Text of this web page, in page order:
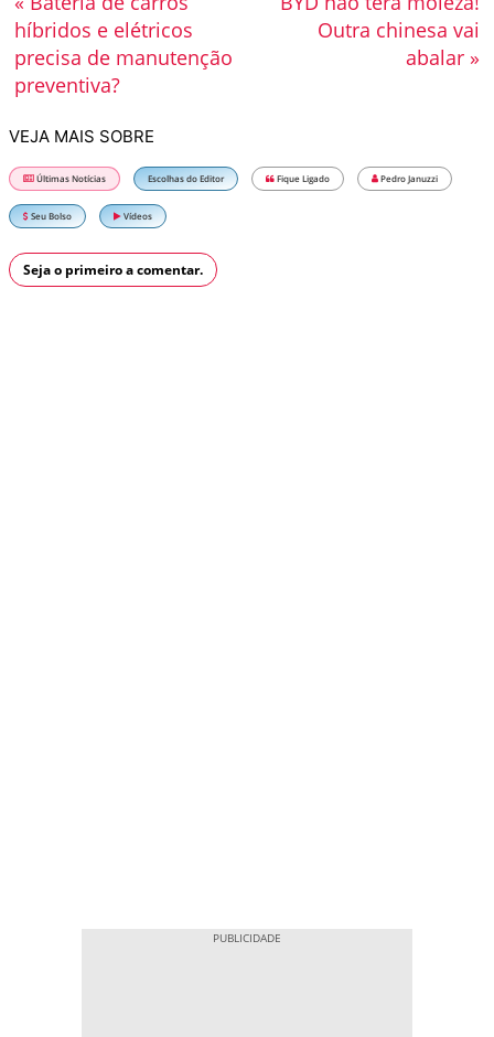
Outra chinesa vai
abalar »
híbridos e elétricos
precisa de manutenção
preventiva?
VEJA MAIS SOBRE
Últimas Notícias Escolhas do Editor Fique Ligado Pedro Januzzi
Seu Bolso Vídeos
Seja o primeiro a comentar.